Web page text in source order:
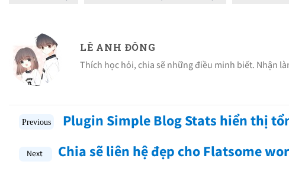
LÊ ANH ĐÔNG
Thích học hỏi, chia sẽ những điều minh biết. Nhận
Plugin Simple Blog Stats hiển thị
Chia sẽ liên hệ đẹp cho Flatsome